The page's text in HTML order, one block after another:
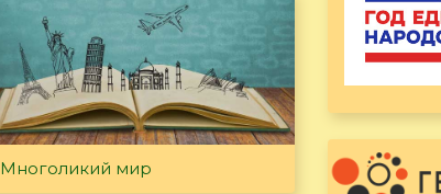
Многоликий мир